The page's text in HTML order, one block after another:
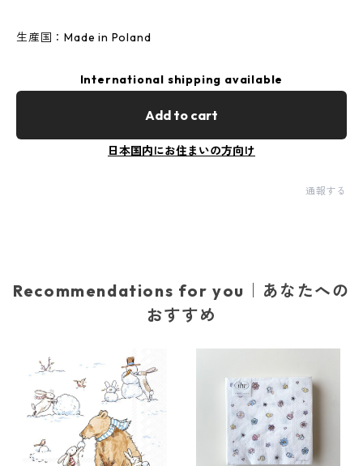
生産国：Made in Poland
International shipping available
Add to cart
日本国内にお住まいの方向け
通報する
Recommendations for you｜あなたへの
おすすめ